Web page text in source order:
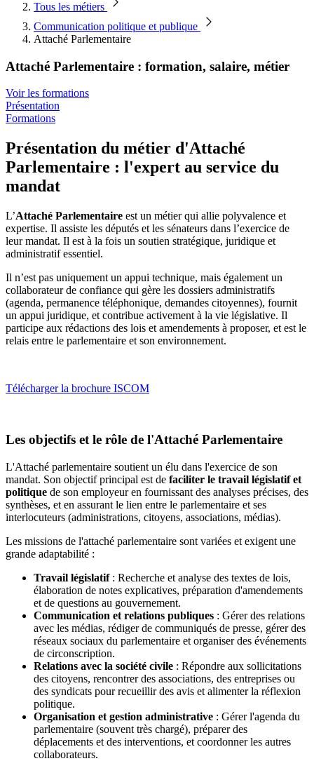
Tous les métiers
Communication politique et publique
Attaché Parlementaire
Attaché Parlementaire : formation, salaire, métier
Voir les formations
Présentation
Formations
Présentation du métier d'Attaché
Parlementaire : l'expert au service du
mandat
L’Attaché Parlementaire est un métier qui allie polyvalence et
expertise. Il assiste les députés et les sénateurs dans l’exercice de
leur mandat. Il est à la fois un soutien stratégique, juridique et
administratif essentiel.
Il n’est pas uniquement un appui technique, mais également un
collaborateur de confiance qui gère les dossiers administratifs
(agenda, permanence téléphonique, demandes citoyennes), fournit
un appui juridique, et contribue activement à la vie législative. Il
participe aux rédactions des lois et amendements à proposer, et est le
relais entre le parlementaire et son environnement.
Télécharger la brochure ISCOM
Les objectifs et le rôle de l'Attaché Parlementaire
L'Attaché parlementaire soutient un élu dans l'exercice de son
mandat. Son objectif principal est de faciliter le travail législatif et
politique de son employeur en fournissant des analyses précises, des
synthèses, et en assurant le lien entre le parlementaire et ses
interlocuteurs (administrations, citoyens, associations, médias).
Les missions de l'attaché parlementaire sont variées et exigent une
grande adaptabilité :
Travail législatif: Recherche et analyse des textes de lois,
élaboration de notes explicatives, préparation d'amendements
et de questions au gouvernement.
Communication et relations publiques : Gérer des relations
avec les médias, rédiger de communiqués de presse, gérer des
réseaux sociaux du parlementaire et organiser des événements
de circonscription.
Relations avec la société civile : Répondre aux sollicitations
des citoyens, rencontrer des associations, des entreprises ou
des syndicats pour recueillir des avis et alimenter la réflexion
politique.
Organisation et gestion administrative : Gérer l'agenda du
parlementaire (souvent très chargé), préparer des
déplacements et des interventions, et coordonner les autres
collaborateurs.